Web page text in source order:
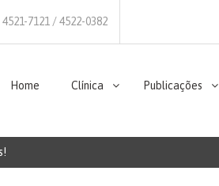
4521-7121 / 4522-0382
Home Clínica Publicações